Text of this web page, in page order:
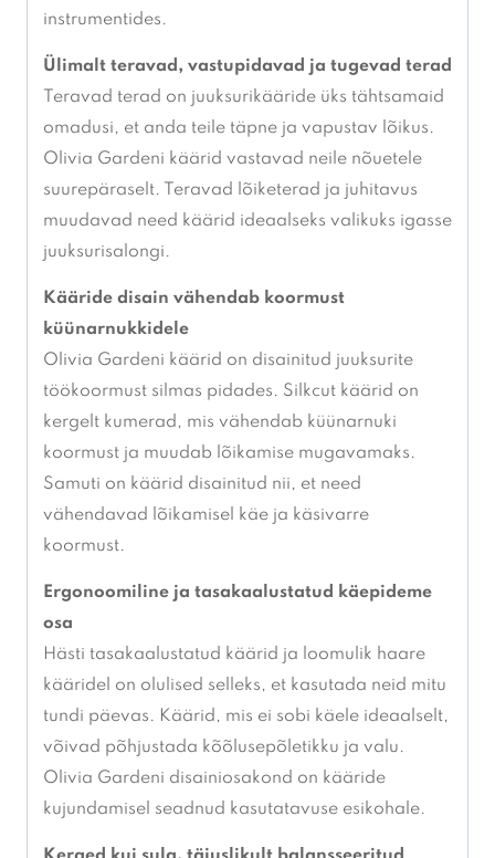
instrumentides.
Ülimalt teravad, vastupidavad ja tugevad terad
Teravad terad on juuksurikääride üks tähtsamaid
omadusi, et anda teile täpne ja vapustav lõikus.
Olivia Gardeni käärid vastavad neile nõuetele
suurepäraselt. Teravad lõiketerad ja juhitavus
muudavad need käärid ideaalseks valikuks igasse
juuksurisalongi.
Kääride disain vähendab koormust
küünarnukkidele
Olivia Gardeni käärid on disainitud juuksurite
töökoormust silmas pidades. Silkcut käärid on
kergelt kumerad, mis vähendab küünarnuki
koormust ja muudab lõikamise mugavamaks.
Samuti on käärid disainitud nii, et need
vähendavad lõikamisel käe ja käsivarre
koormust.
Ergonoomiline ja tasakaalustatud käepideme
osa
Hästi tasakaalustatud käärid ja loomulik haare
kääridel on olulised selleks, et kasutada neid mitu
tundi päevas. Käärid, mis ei sobi käele ideaalselt,
võivad põhjustada kõõlusepõletikku ja valu.
Olivia Gardeni disainiosakond on kääride
kujundamisel seadnud kasutatavuse esikohale.